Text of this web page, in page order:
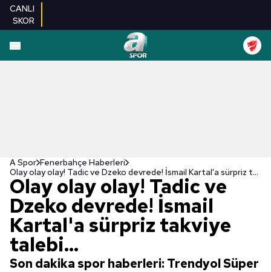
CANLI
SKOR
A Spor Fenerbahçe Haberleri
Olay olay olay! Tadic ve Dzeko devrede! İsmail Kartal'a sürpriz takviye talebi...
Olay olay olay! Tadic ve
Dzeko devrede! İsmail
Kartal'a sürpriz takviye
talebi...
Son dakika spor haberleri: Trendyol Süper